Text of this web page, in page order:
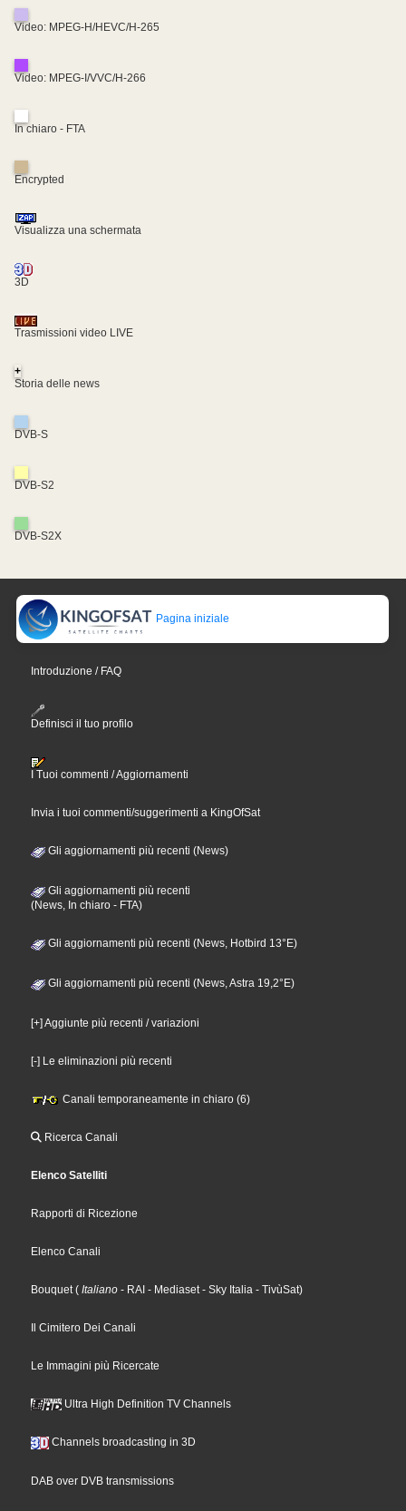
Video: MPEG-H/HEVC/H-265
Video: MPEG-I/VVC/H-266
In chiaro - FTA
Encrypted
Visualizza una schermata
3D
Trasmissioni video LIVE
+
Storia delle news
DVB-S
DVB-S2
DVB-S2X
Pagina iniziale
Introduzione / FAQ
Definisci il tuo profilo
I Tuoi commenti / Aggiornamenti
Invia i tuoi commenti/suggerimenti a KingOfSat
Gli aggiornamenti più recenti (News)
Gli aggiornamenti più recenti
(News, In chiaro - FTA)
Gli aggiornamenti più recenti (News, Hotbird 13°E)
Gli aggiornamenti più recenti (News, Astra 19,2°E)
[+] Aggiunte più recenti / variazioni
[-] Le eliminazioni più recenti
Canali temporaneamente in chiaro (6)
Ricerca Canali
Elenco Satelliti
Rapporti di Ricezione
Elenco Canali
Bouquet ( Italiano - RAI - Mediaset - Sky Italia - TivùSat)
Il Cimitero Dei Canali
Le Immagini più Ricercate
Ultra High Definition TV Channels
Channels broadcasting in 3D
DAB over DVB transmissions